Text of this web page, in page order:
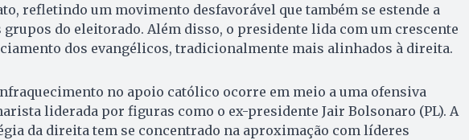
refletindo um movimento desfavorável que também se estende a
grupos do eleitorado. Além disso, o presidente lida com um crescente
dos evangélicos, tradicionalmente mais alinhados à direita.
no apoio católico ocorre em meio a uma ofensiva
liderada por figuras como o ex-presidente Jair Bolsonaro (PL). A
da direita tem se concentrado na aproximação com líderes